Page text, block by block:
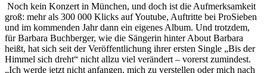
Noch kein Konzert in München, und doch ist die Aufmerksamkeit
groß: mehr als 300 000 Klicks auf Youtube, Auftritte bei ProSieben
und im kommenden Jahr dann ein eigenes Album. Und trotzdem,
für Barbara Buchberger, wie die Sängerin hinter About Barbara
heißt, hat sich seit der Veröffentlichung ihrer ersten Single „Bis der
Himmel sich dreht“ nicht allzu viel verändert – vorerst zumindest.
„Ich werde jetzt nicht anfangen, mich zu verstellen oder mich nach